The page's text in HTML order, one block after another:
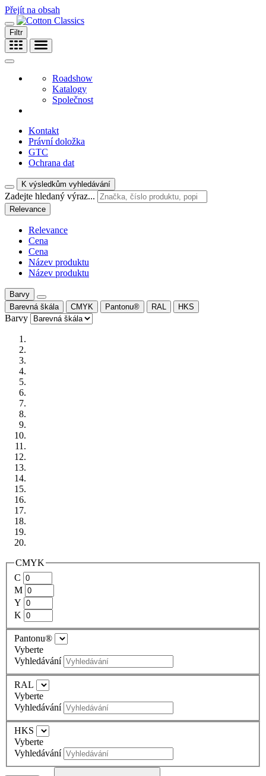
Přejít na obsah
Filtr
Roadshow
Katalogy
Společnost
Kontakt
Právní doložka
GTC
Ochrana dat
K výsledkům vyhledávání
Zadejte hledaný výraz...
Relevance
Relevance
Cena
Cena
Název produktu
Název produktu
Barvy
Barevná škála
CMYK Pantonu® RAL HKS
Barvy
CMYK
C
M
Y
K
Pantonu®
Vyberte
Vyhledávání
RAL
Vyberte
Vyhledávání
HKS
Vyberte
Vyhledávání